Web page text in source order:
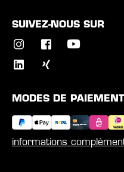
SUIVEZ-NOUS SUR
MODES DE PAIEMENT
informations